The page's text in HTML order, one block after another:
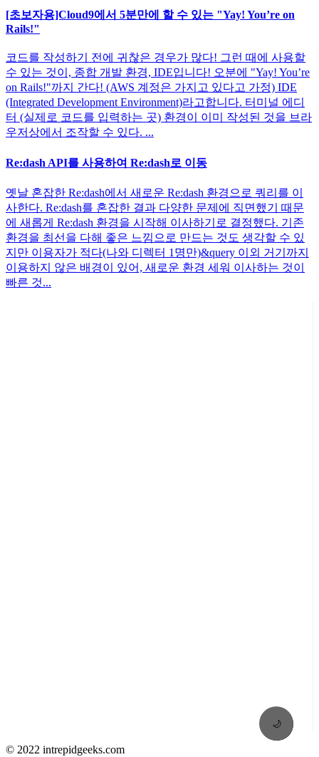
🌙
[초보자용]Cloud9에서 5분만에 할 수 있는 "Yay! You’re on
Rails!"
코드를 작성하기 전에 귀찮은 경우가 많다! 그런 때에 사용할
수 있는 것이, 종합 개발 환경, IDE입니다! 오분에 "Yay! You’re
on Rails!"까지 간다! (AWS 계정은 가지고 있다고 가정) IDE
(Integrated Development Environment)라고합니다. 터미널 에디
터 (실제로 코드를 입력하는 곳) 환경이 이미 작성된 것을 브라
우저상에서 조작할 수 있다. ...
Re:dash API를 사용하여 Re:dash로 이동
옛날 혼잡한 Re:dash에서 새로운 Re:dash 환경으로 쿼리를 이
사한다. Re:dash를 혼잡한 결과 다양한 문제에 직면했기 때문
에 새롭게 Re:dash 환경을 시작해 이사하기로 결정했다. 기존
환경을 최선을 다해 좋은 느낌으로 만드는 것도 생각할 수 있
지만 이용자가 적다(나와 디렉터 1명만)&query 이외 거기까지
이용하지 않은 배경이 있어, 새로운 환경 세워 이사하는 것이
빠른 것...
© 2022 intrepidgeeks.com